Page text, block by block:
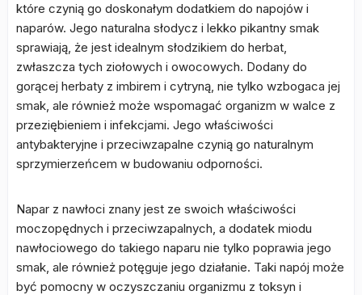
które czynią go doskonałym dodatkiem do napojów i
naparów. Jego naturalna słodycz i lekko pikantny smak
sprawiają, że jest idealnym słodzikiem do herbat,
zwłaszcza tych ziołowych i owocowych. Dodany do
gorącej herbaty z imbirem i cytryną, nie tylko wzbogaca jej
smak, ale również może wspomagać organizm w walce z
przeziębieniem i infekcjami. Jego właściwości
antybakteryjne i przeciwzapalne czynią go naturalnym
sprzymierzeńcem w budowaniu odporności.
Napar z nawłoci znany jest ze swoich właściwości
moczopędnych i przeciwzapalnych, a dodatek miodu
nawłociowego do takiego naparu nie tylko poprawia jego
smak, ale również potęguje jego działanie. Taki napój może
być pomocny w oczyszczaniu organizmu z toksyn i